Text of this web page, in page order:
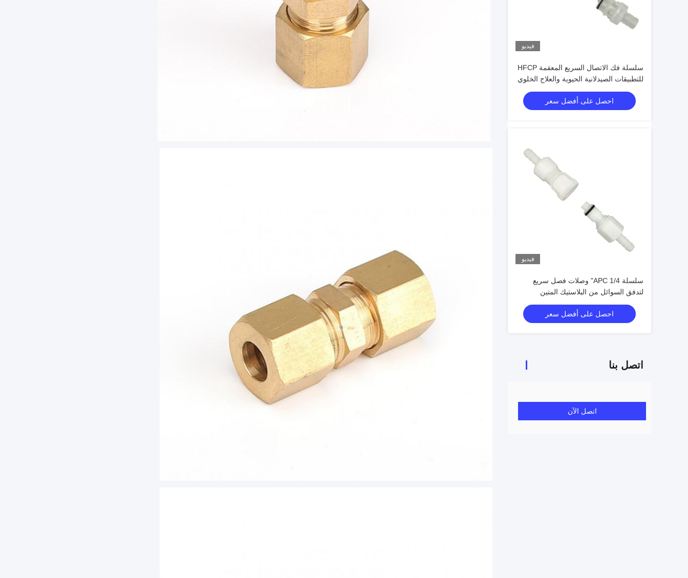
فيديو
سلسلة فك الاتصال السريع المعقمة HFCP
للتطبيقات الصيدلانية الحيوية والعلاج الخلوي
احصل على أفضل سعر
فيديو
سلسلة APC 1/4" وصلات فصل سريع
لتدفق السوائل من البلاستيك المتين
احصل على أفضل سعر
اتصل بنا
اتصل الآن